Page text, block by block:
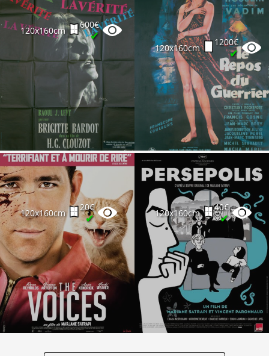
120x160cm
600€
✔
120x160cm
1200€
✔
120x160cm
20€
✔ 120x160cm
40€
✔